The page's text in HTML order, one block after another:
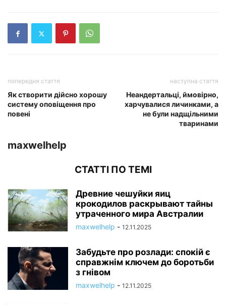
попередня стаття
Як створити дійсно хорошу
систему оповіщення про
повені
наступна стаття
Неандертальці, ймовірно,
харчувалися личинками, а
не були надщільними
тваринами
maxwelhelp
СТАТТІ ПО ТЕМІ
Древние чешуйки яиц
крокодилов раскрывают тайны
утраченного мира Австралии
maxwelhelp - 12.11.2025
Забудьте про розлади: спокій є
справжнім ключем до боротьби
з гнівом
maxwelhelp - 12.11.2025